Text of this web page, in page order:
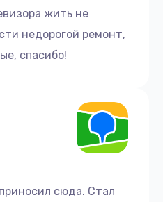
жить не
недорогой ремонт,
спасибо!
сюда. Стал